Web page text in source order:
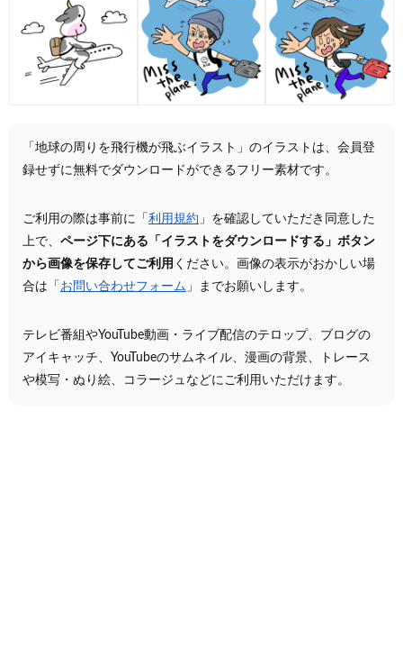
「地球の周りを飛行機が飛ぶイラスト」のイラストは、会員登
録せずに無料でダウンロードができるフリー素材です。
ご利用の際は事前に「 利用規約 」を確認していただき同意した
上で、 ページ下にある「イラストをダウンロードする」ボタン
から画像を保存してご利用 ください。画像の表示がおかしい場
合は「 お問い合わせフォーム 」までお願いします。
テレビ番組やYouTube動画・ライブ配信のテロップ、ブログの
アイキャッチ、YouTubeのサムネイル、漫画の背景、トレース
や模写・ぬり絵、コラージュなどにご利用いただけます。